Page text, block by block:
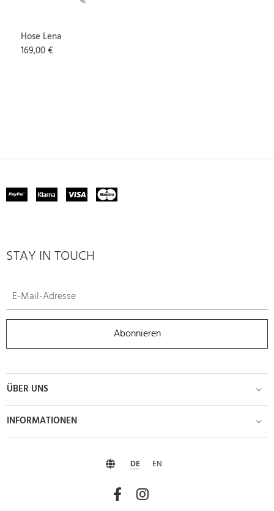
Hose Lena
169,00 €
STAY IN TOUCH
Abonnieren
ÜBER UNS
INFORMATIONEN
DE EN